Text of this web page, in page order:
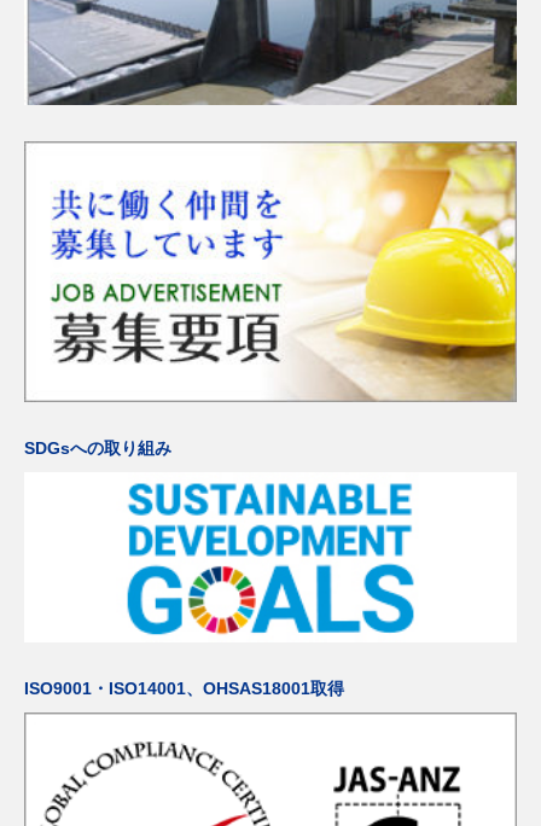
SDGsへの取り組み
ISO9001・ISO14001、OHSAS18001取得